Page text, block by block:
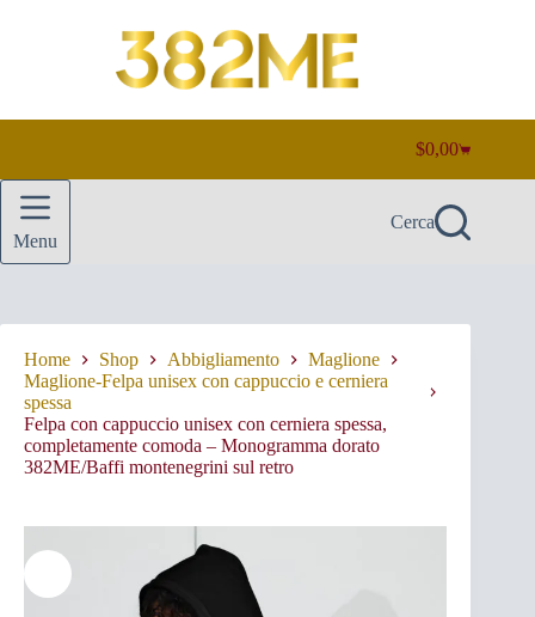
Carrello
$0,00
Menu
Cerca
Home Shop Abbigliamento
Maglione
Maglione-Felpa unisex con cappuccio e cerniera
spessa
Felpa con cappuccio unisex con cerniera spessa,
completamente comoda – Monogramma dorato
382ME/Baffi montenegrini sul retro